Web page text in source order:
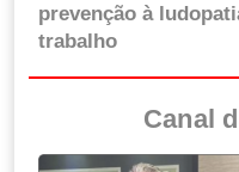
prevenção à
trabalho
Canal